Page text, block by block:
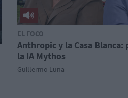
EL FOCO
Anthropic y la Casa
la IA Mythos
Guillermo Luna